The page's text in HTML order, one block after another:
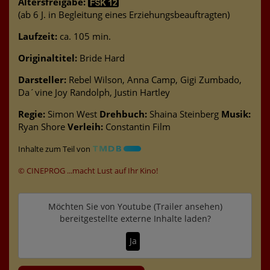
(ab 6 J. in Begleitung eines Erziehungsbeauftragten)
Laufzeit: ca. 105 min.
Originaltitel: Bride Hard
Darsteller: Rebel Wilson, Anna Camp, Gigi Zumbado,
Da´vine Joy Randolph, Justin Hartley
Regie: Simon West Drehbuch: Shaina Steinberg Musik:
Ryan Shore Verleih: Constantin Film
Inhalte zum Teil von
© CINEPROG ...macht Lust auf Ihr Kino!
Möchten Sie von Youtube (Trailer ansehen)
bereitgestellte externe Inhalte laden?
Ja